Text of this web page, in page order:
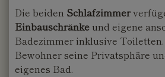
Die beiden Schlafzimmer
Einbauschränkeund eigene
Badezimmer inklusive
Bewohner seine Privatsphäre
eigenes Bad.